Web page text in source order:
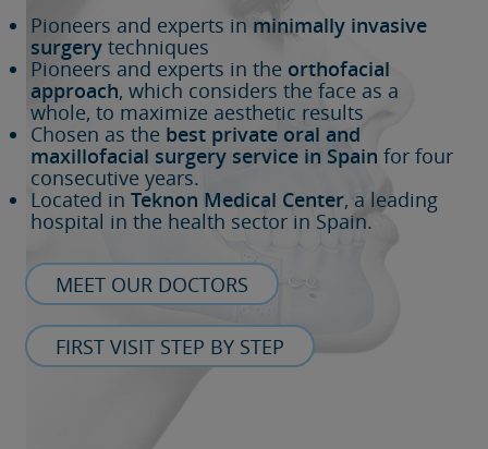
Pioneers and experts in minimally invasive
surgery techniques
Pioneers and experts in the orthofacial
approach, which considers the face as a
whole, to maximize aesthetic results
Chosen as the best private oral and
maxillofacial surgery service in Spain for four
consecutive years.
Located in Teknon Medical Center, a leading
hospital in the health sector in Spain.
MEET OUR DOCTORS
FIRST VISIT STEP BY STEP